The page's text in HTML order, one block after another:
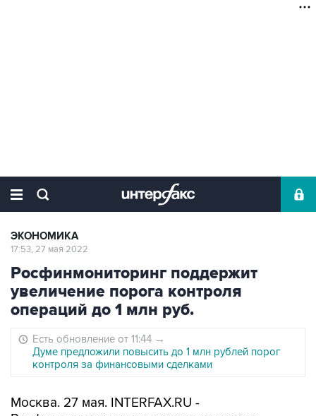
ЭКОНОМИКА
17:53, 27 мая 2022
Росфинмониторинг поддержит
увеличение порога контроля
операций до 1 млн руб.
Есть обновление от 11:44 →
Думе предложили повысить до 1 млн рублей порог
контроля за финансовыми сделками
Москва. 27 мая. INTERFAX.RU -